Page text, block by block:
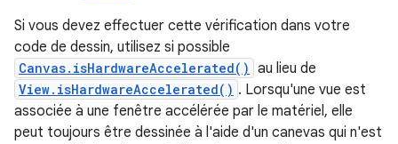
Si vous devez effectuer cette vérification dans votre
code de dessin, utilisez si possible
Canvas.isHardwareAccelerated() au lieu de
View.isHardwareAccelerated() . Lorsqu'une vue est
associée à une fenêtre accélérée par le matériel, elle
peut toujours être dessinée à l'aide d'un canevas qui n'est